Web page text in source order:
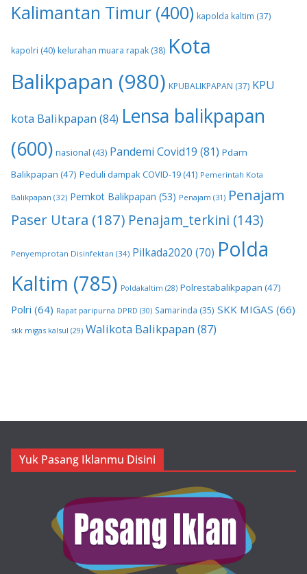
Kalimantan Timur (400) kapolda kaltim (37)
kapolri (40) kelurahan muara rapak (38) Kota
Balikpapan (980) KPUBALIKPAPAN (37) KPU
kota Balikpapan (84) Lensa balikpapan
(600) nasional (43) Pandemi Covid19 (81) Pdam
Balikpapan (47) Peduli dampak COVID-19 (41) Pemerintah Kota
Balikpapan (32) Pemkot Balikpapan (53) Penajam (31) Penajam
Paser Utara (187) Penajam_terkini (143)
Penyemprotan Disinfektan (34) Pilkada2020 (70) Polda
Kaltim (785) Poldakaltim (28) Polrestabalikpapan (47)
Polri (64) Rapat paripurna DPRD (30) Samarinda (35) SKK MIGAS (66)
skk migas kalsul (29) Walikota Balikpapan (87)
Yuk Pasang Iklanmu Disini